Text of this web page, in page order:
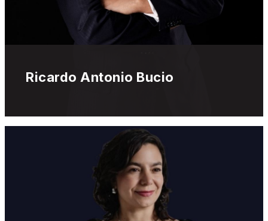
Ricardo Antonio Bucio